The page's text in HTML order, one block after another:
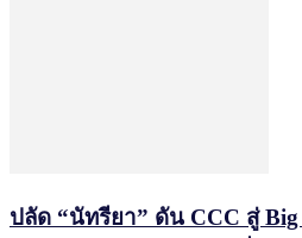
ปลัด “นัทรียา” ดัน CCC สู่